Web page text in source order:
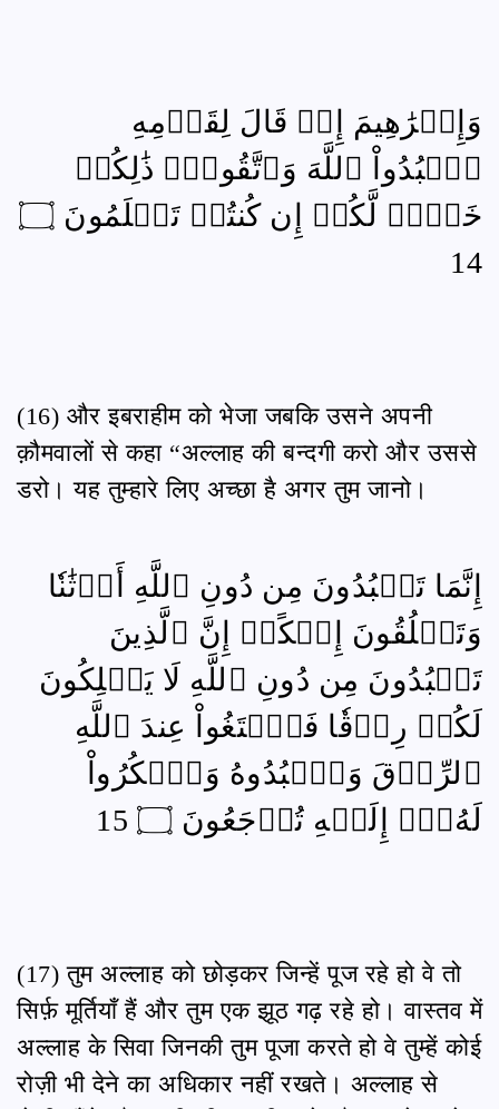
وَإِبۡرَٰهِيمَ إِذۡ قَالَ لِقَوۡمِهِ
ٱعۡبُدُواْ ٱللَّهَ وَٱتَّقُوهُۖ ذَٰلِكُمۡ
خَيۡرٞ لَّكُمۡ إِن كُنتُمۡ تَعۡلَمُونَ ۝
14
(16) और इबराहीम को भेजा जबकि उसने अपनी
क़ौमवालों से कहा “अल्लाह की बन्दगी करो और उससे
डरो। यह तुम्हारे लिए अच्छा है अगर तुम जानो।
إِنَّمَا تَعۡبُدُونَ مِن دُونِ ٱللَّهِ أَوۡثَٰنٗا
وَتَخۡلُقُونَ إِفۡكًاۚ إِنَّ ٱلَّذِينَ
تَعۡبُدُونَ مِن دُونِ ٱللَّهِ لَا يَمۡلِكُونَ
لَكُمۡ رِزۡقٗا فَٱبۡتَغُواْ عِندَ ٱللَّهِ
ٱلرِّزۡقَ وَٱعۡبُدُوهُ وَٱشۡكُرُواْ
لَهُۥٓۖ إِلَيۡهِ تُرۡجَعُونَ ۝ 15
(17) तुम अल्लाह को छोड़कर जिन्हें पूज रहे हो वे तो
सिर्फ़ मूर्तियाँ हैं और तुम एक झूठ गढ़ रहे हो। वास्तव में
अल्लाह के सिवा जिनकी तुम पूजा करते हो वे तुम्हें कोई
रोज़ी भी देने का अधिकार नहीं रखते। अल्लाह से